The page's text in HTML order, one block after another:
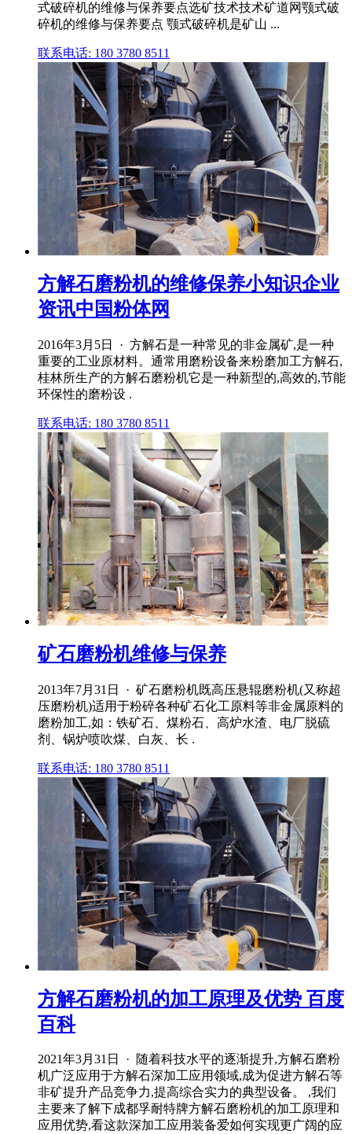
式破碎机的维修与保养要点选矿技术技术矿道网颚式破
碎机的维修与保养要点 颚式破碎机是矿山 ...
联系电话: 180 3780 8511
方解石磨粉机的维修保养小知识企业
资讯中国粉体网
2016年3月5日 · 方解石是一种常见的非金属矿,是一种
重要的工业原材料。通常用磨粉设备来粉磨加工方解石,
桂林所生产的方解石磨粉机它是一种新型的,高效的,节能
环保性的磨粉设 .
联系电话: 180 3780 8511
矿石磨粉机维修与保养
2013年7月31日 · 矿石磨粉机既高压悬辊磨粉机(又称超
压磨粉机)适用于粉碎各种矿石化工原料等非金属原料的
磨粉加工,如：铁矿石、煤粉石、高炉水渣、电厂脱硫
剂、锅炉喷吹煤、白灰、长 .
联系电话: 180 3780 8511
方解石磨粉机的加工原理及优势 百度
百科
2021年3月31日 · 随着科技水平的逐渐提升,方解石磨粉
机广泛应用于方解石深加工应用领域,成为促进方解石等
非矿提升产品竞争力,提高综合实力的典型设备。 ,我们
主要来了解下成都孚耐特牌方解石磨粉机的加工原理和
应用优势,看这款深加工应用装备爱如何实现更广阔的应